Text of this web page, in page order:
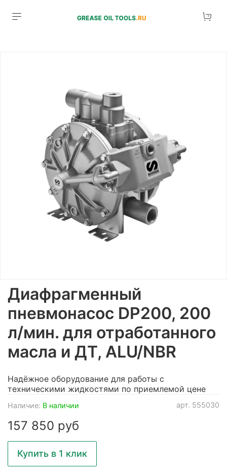
арт. 555030
Наличие: В наличии
Диафрагменный
пневмонасос DP200, 200
л/мин. для отработанного
масла и ДТ, ALU/NBR
157 850 руб
Купить в 1 клик
Надёжное оборудование для работы с
техническими жидкостями по приемлемой цене